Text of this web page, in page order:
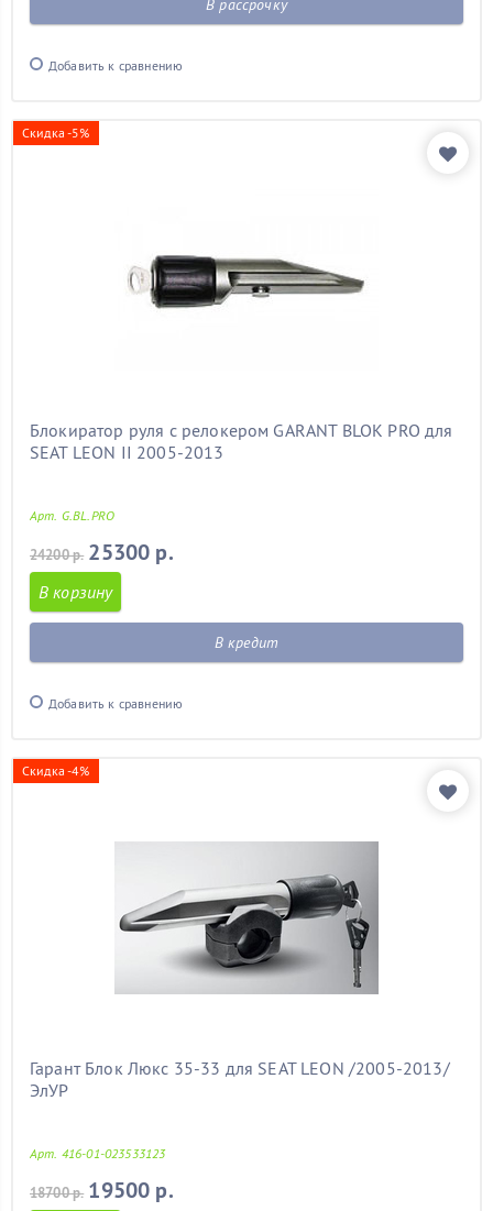
В рассрочку
Добавить к сравнению
Скидка -5%
Блокиратор руля с релокером GARANT BLOK PRO для
SEAT LEON II 2005-2013
Арт. G.BL.PRO
24200 р. 25300 р.
В корзину
В кредит
Добавить к сравнению
Скидка -4%
Гарант Блок Люкс 35-33 для SEAT LEON /2005-2013/
ЭлУР
Арт. 416-01-023533123
18700 р. 19500 р.